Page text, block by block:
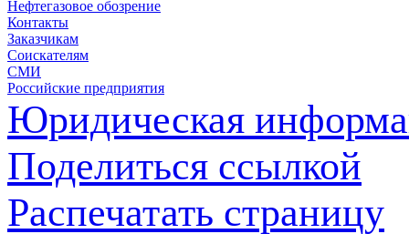
Нефтегазовое обозрение
Контакты
Заказчикам
Соискателям
СМИ
Российские предприятия
Юридическая
Поделиться ссылкой
Распечатать страницу